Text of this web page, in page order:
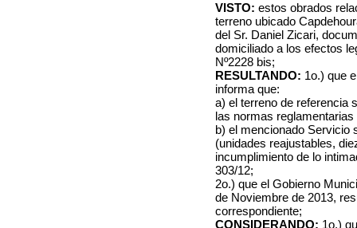
VISTO: estos obrados
terreno ubicado
del Sr. Daniel Zicari,
domiciliado a los efectos
Nº2228 bis;
RESULTANDO: 1o.) que
informa que:
a) el terreno de referencia
las normas
b) el mencionado Servicio
(unidades reajustables,
incumplimiento de lo
303/12;
2o.) que el Gobierno
de Noviembre de 2013,
correspondiente;
CONSIDERANDO: 1o.)